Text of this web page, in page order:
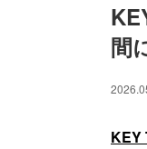
間
KEY